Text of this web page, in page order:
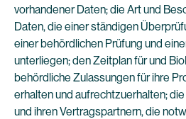
vorhandener Daten; die Art und
Daten, die einer ständigen
einer behördlichen Prüfung und
unterliegen; den Zeitplan für und
behördliche Zulassungen für ihre
erhalten und aufrechtzuerhalten;
und ihren Vertragspartnern, die